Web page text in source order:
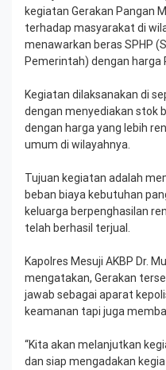
kegiatan Gerakan Pangan
terhadap masyarakat di
menawarkan beras SPHP
Pemerintah) dengan harga
Kegiatan dilaksanakan di
dengan menyediakan stok
dengan harga yang lebih
umum di wilayahnya.
Tujuan kegiatan adalah
beban biaya kebutuhan
keluarga berpenghasilan
telah berhasil terjual.
Kapolres Mesuji AKBP Dr.
mengatakan, Gerakan
jawab sebagai aparat
keamanan tapi juga
“Kita akan melanjutkan
dan siap mengadakan